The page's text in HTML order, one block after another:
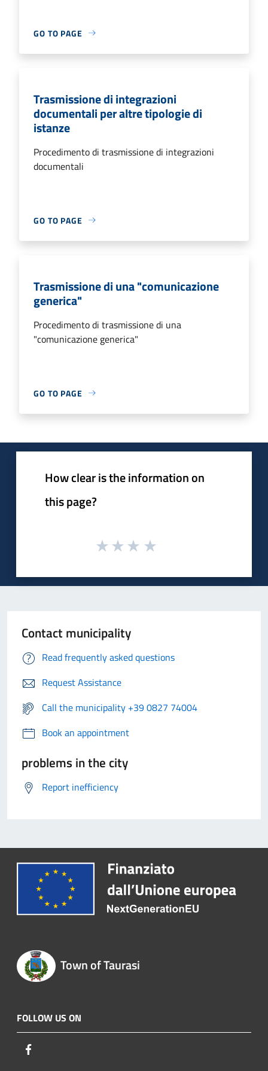
GO TO PAGE
Trasmissione di integrazioni
documentali per altre tipologie di
istanze
Procedimento di trasmissione di integrazioni
documentali
GO TO PAGE
Trasmissione di una "comunicazione
generica"
Procedimento di trasmissione di una
"comunicazione generica"
GO TO PAGE
How clear is the information on
this page?
Contact municipality
Read frequently asked questions
Request Assistance
Call the municipality +39 0827 74004
Book an appointment
problems in the city
Report inefficiency
Town of Taurasi
FOLLOW US ON